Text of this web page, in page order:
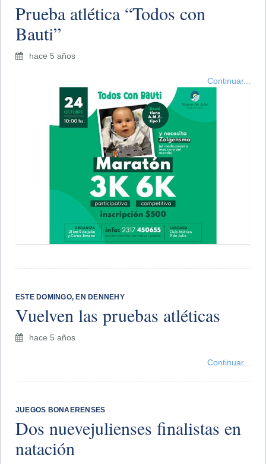
Prueba atlética “Todos con
Bauti”
hace 5 años
Continuar...
​ESTE DOMINGO, EN DENNEHY
Vuelven las pruebas atléticas
hace 5 años
Continuar...
JUEGOS BONAERENSES
Dos nuevejulienses finalistas en
natación